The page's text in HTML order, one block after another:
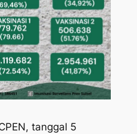
tanggal 5